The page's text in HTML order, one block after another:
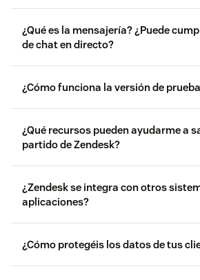
¿Qué es la mensajería? ¿Puede
de chat en directo?
¿Cómo funciona la versión de
¿Qué recursos pueden ayudarme a
partido de Zendesk?
gratuitos para empezar
¿Zendesk se integra con otros
aplicaciones?
¿Cómo protegéis los datos de tus